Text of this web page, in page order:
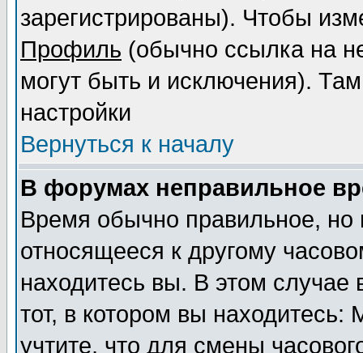
зарегистрированы). Чтобы
Профиль (обычно ссылка на
могут быть и исключения).
настройки
Вернуться к началу
В форумах неправильное
Время обычно правильное,
относящееся к другому
находитесь вы. В этом
тот, в котором вы
учтите, что для смены